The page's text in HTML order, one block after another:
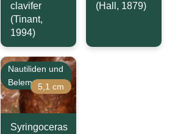
clavifer
(Tinant,
1994)
(Hall, 1879)
Nautiliden und
Belemniten5,1 cm
Syringoceras